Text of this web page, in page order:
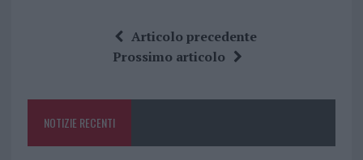
o
k
te
re
at
s
p
a
re
Articolo precedente
Prossimo articolo
NOTIZIE RECENTI